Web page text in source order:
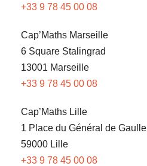
+33 9 78 45 00 08
Cap’Maths Marseille
6 Square Stalingrad
13001 Marseille
+33 9 78 45 00 08
Cap’Maths Lille
1 Place du Général de Gaulle
59000 Lille
+33 9 78 45 00 08